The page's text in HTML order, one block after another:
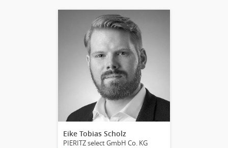
Eike Tobias Scholz
PIERITZ select GmbH Co. KG